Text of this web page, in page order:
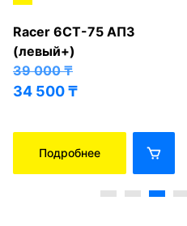
Racer 6СТ-75 АПЗ
(левый+)
39 000₸
34 500₸
Подробнее